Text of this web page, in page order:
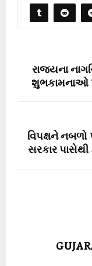
રાજ્યના
શુભકામનાઓ
વિપક્ષને નબળો
સરકાર